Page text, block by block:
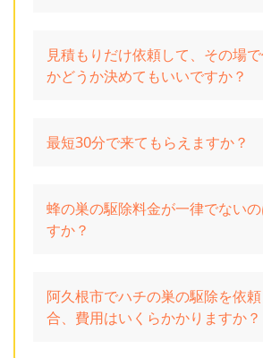
見積もりだけ依頼して、その場
かどうか決めてもいいですか？
最短30分で来てもらえますか？
蜂の巣の駆除料金が一律でない
すか？
阿久根市でハチの巣の駆除を依
合、費用はいくらかかりますか？